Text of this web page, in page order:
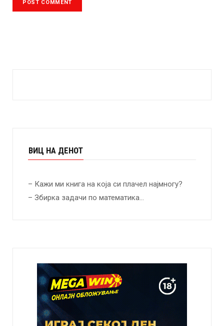
ВИЦ НА ДЕНОТ
– Кажи ми книга на која си плачел најмногу?
– Збирка задачи по математика…